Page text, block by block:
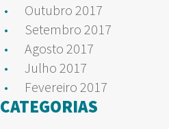
Outubro 2017
Setembro 2017
Agosto 2017
Julho 2017
Fevereiro 2017
CATEGORIAS